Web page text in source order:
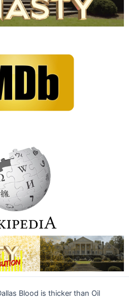
Blood is thicker than Oil